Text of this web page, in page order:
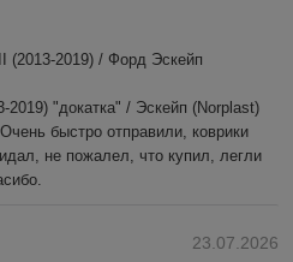
(2013-2019) / Форд Эскейп
2019) "докатка" / Эскейп (Norplast)
быстро отправили, коврики
не пожалел, что купил, легли
23.07.2026